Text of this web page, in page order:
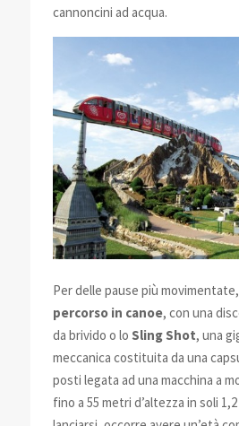
cannoncini ad acqua.
Per delle pause più
percorso in canoe, con una
da brivido o lo Sling Shot, una
meccanica costituita da una
posti legata ad una macchina a
fino a 55 metri d’altezza in soli